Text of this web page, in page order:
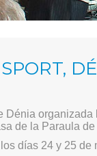
Dénia organizada
de la Paraula
días 24 y 25 de